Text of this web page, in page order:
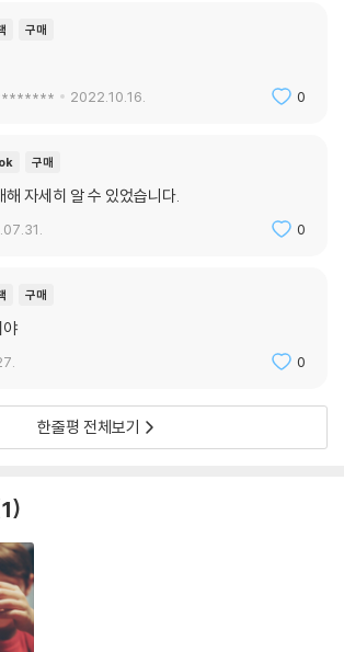
된다. 그러나 타당한 근거 없이 편견과 사회적 낙인
기 때문에 인간 행위의 지침으로 신뢰하기 어려운
는 존재를 발견할 수 있다. 이런 점에서 인간을 존중
의 불확실성 속에서 연약한 존재로 살아간다는 사실
’이 발현될 수 있도록 ‘촉진적 환경’을 제공하는 사
규범에 얽매여 정상과 비정상을 구분하며 차이를 인
낙인을 조장하는 공동체주의도 경계해야 할 것이며,
한) 자유주의도 반대한다. 마사 너스바움은 우리는
하는 몸을 가족 있으며, 누구나 타인의 도움을 필요
과 비교 불가능성을 주장하면서 삶의 다양성에 유
'인간의 잘 삶(human flourishing)'에 대한 보편
움의 주장에 대하여 곽준혁 교수는 ”문화 상대주
진리를 고집함으로써 다양성을 파괴하는 형이상
로운 형태의 보편주의“라고 한다.
구매
2022.10.16. 0
구매
자세히 알 수 있었습니다.
0
구매
0
한줄평 전체보기
1